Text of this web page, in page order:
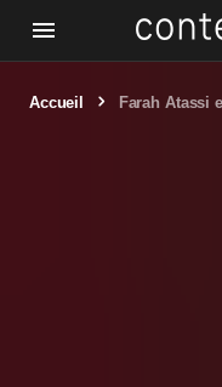
Accueil Farah Atassi